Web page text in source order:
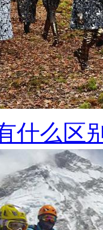
什么区别